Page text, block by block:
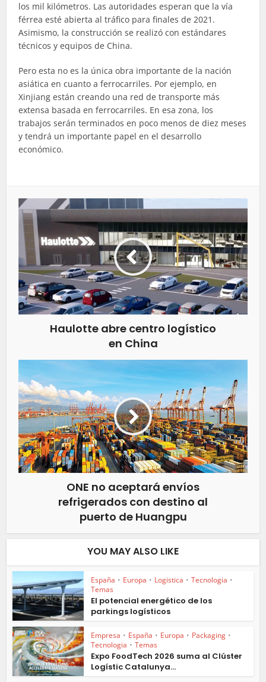
los mil kilómetros. Las autoridades esperan que la vía
férrea esté abierta al tráfico para finales de 2021.
Asimismo, la construcción se realizó con estándares
técnicos y equipos de China.
Pero esta no es la única obra importante de la nación
asiática en cuanto a ferrocarriles. Por ejemplo, en
Xinjiang están creando una red de transporte más
extensa basada en ferrocarriles. En esa zona, los
trabajos serán terminados en poco menos de diez meses
y tendrá un importante papel en el desarrollo
económico.
Haulotte abre centro logístico
en China
ONE no aceptará envíos
refrigerados con destino al
puerto de Huangpu
YOU MAY ALSO LIKE
España • Europa • Logistica • Tecnologia •
Temas
El potencial energético de los
parkings logísticos
Empresa • España • Europa • Packaging •
Tecnologia • Temas
Expo FoodTech 2026 suma al Clúster
Logístic Catalunya...